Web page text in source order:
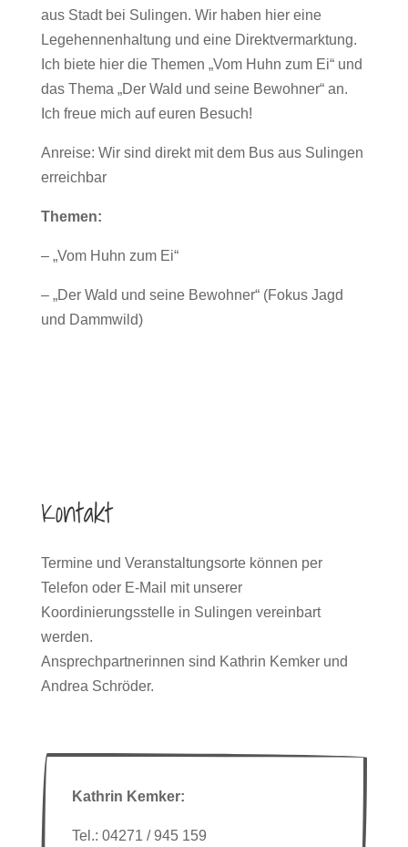
aus Stadt bei Sulingen. Wir haben hier eine
Legehennenhaltung und eine Direktvermarktung.
Ich biete hier die Themen „Vom Huhn zum Ei“ und
das Thema „Der Wald und seine Bewohner“ an.
Ich freue mich auf euren Besuch!
Anreise: Wir sind direkt mit dem Bus aus Sulingen
erreichbar
Themen:
– „Vom Huhn zum Ei“
– „Der Wald und seine Bewohner“ (Fokus Jagd
und Dammwild)
Kontakt
Termine und Veranstaltungsorte können per
Telefon oder E-Mail mit unserer
Koordinierungsstelle in Sulingen vereinbart
werden.
Ansprechpartnerinnen sind Kathrin Kemker und
Andrea Schröder.
Kathrin Kemker:
Tel.: 04271 / 945 159